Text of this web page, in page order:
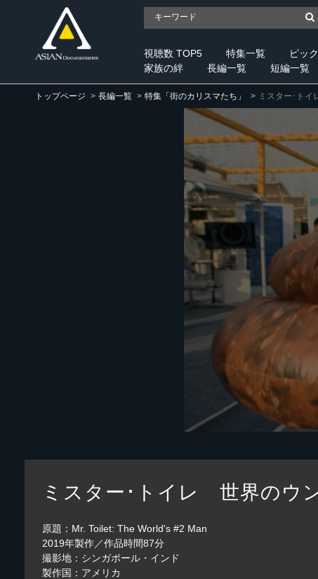
視聴数 TOP5 特集一覧 ピッ
家族の絆
長編一覧 短編一覧
トップページ 長編一覧 特集「街のカリスマたち」 ミスター･ト
ミスター･トイレ 世界のウ
原題：Mr. Toilet: The World's #2 Man
2019年製作／作品時間87分
撮影地：シンガポール・インド
製作国：アメリカ